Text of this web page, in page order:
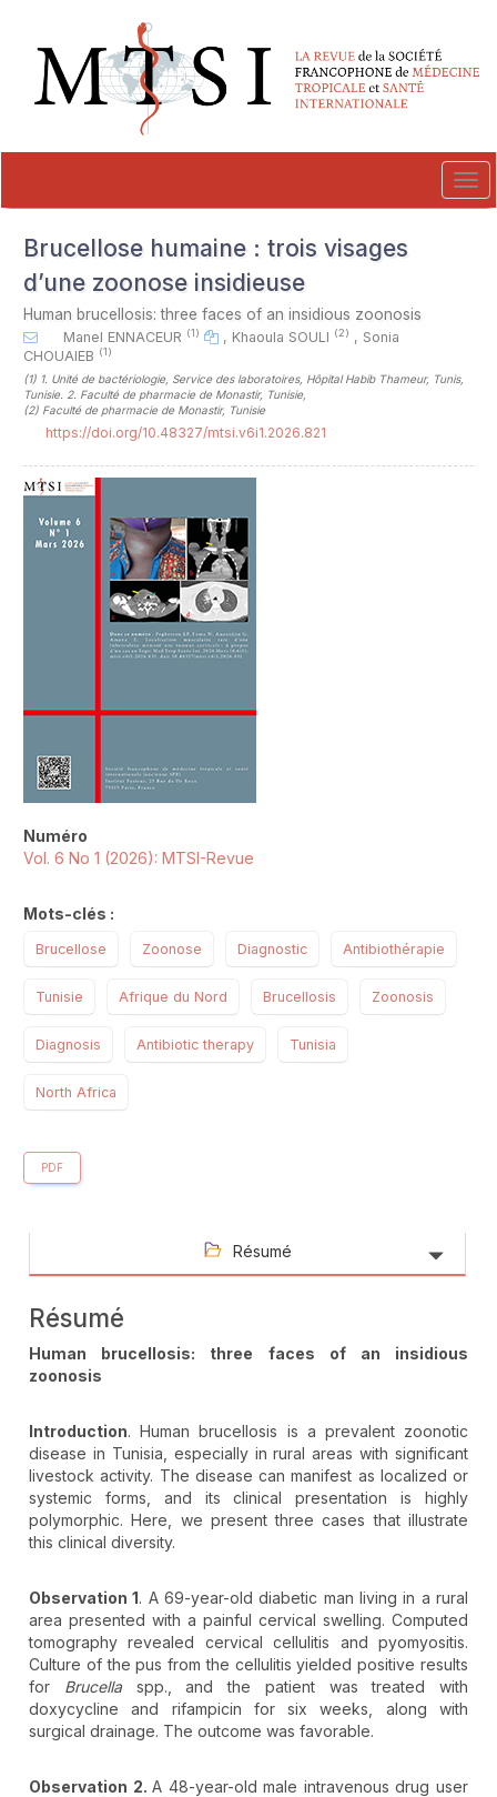
##plugins.themes.novelty.accessible_menu.main_navigation##
##plugins.themes.novelty.accessible_menu.main_content##
##plugins.themes.novelty.accessible_menu.sidebar##
Brucellose humaine : trois visages
d’une zoonose insidieuse
Human brucellosis: three faces of an insidious zoonosis
Manel ENNACEUR (1) , Khaoula SOULI (2) , Sonia
CHOUAIEB (1)
(1) 1. Unité de bactériologie, Service des laboratoires, Hôpital Habib Thameur, Tunis,
Tunisie. 2. Faculté de pharmacie de Monastir, Tunisie,
(2) Faculté de pharmacie de Monastir, Tunisie
https://doi.org/10.48327/mtsi.v6i1.2026.821
Numéro
Vol. 6 No 1 (2026): MTSI-Revue
Mots-clés :
Brucellose Zoonose Diagnostic Antibiothérapie
Tunisie Afrique du Nord Brucellosis Zoonosis
Diagnosis Antibiotic therapy Tunisia
North Africa
PDF
Résumé
Résumé
Human brucellosis: three faces of an insidious
zoonosis
Introduction. Human brucellosis is a prevalent zoonotic
disease in Tunisia, especially in rural areas with significant
livestock activity. The disease can manifest as localized or
systemic forms, and its clinical presentation is highly
polymorphic. Here, we present three cases that illustrate
this clinical diversity.
Observation 1. A 69-year-old diabetic man living in a rural
area presented with a painful cervical swelling. Computed
tomography revealed cervical cellulitis and pyomyositis.
Culture of the pus from the cellulitis yielded positive results
for Brucellaspp., and the patient was treated with
doxycycline and rifampicin for six weeks, along with
surgical drainage. The outcome was favorable.
Observation 2.A 48-year-old male intravenous drug user